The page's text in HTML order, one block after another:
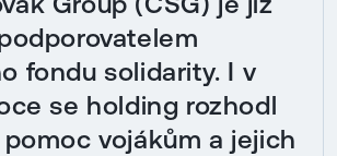
fondu solidarity. I v
se holding rozhodl
vojákům a jejich